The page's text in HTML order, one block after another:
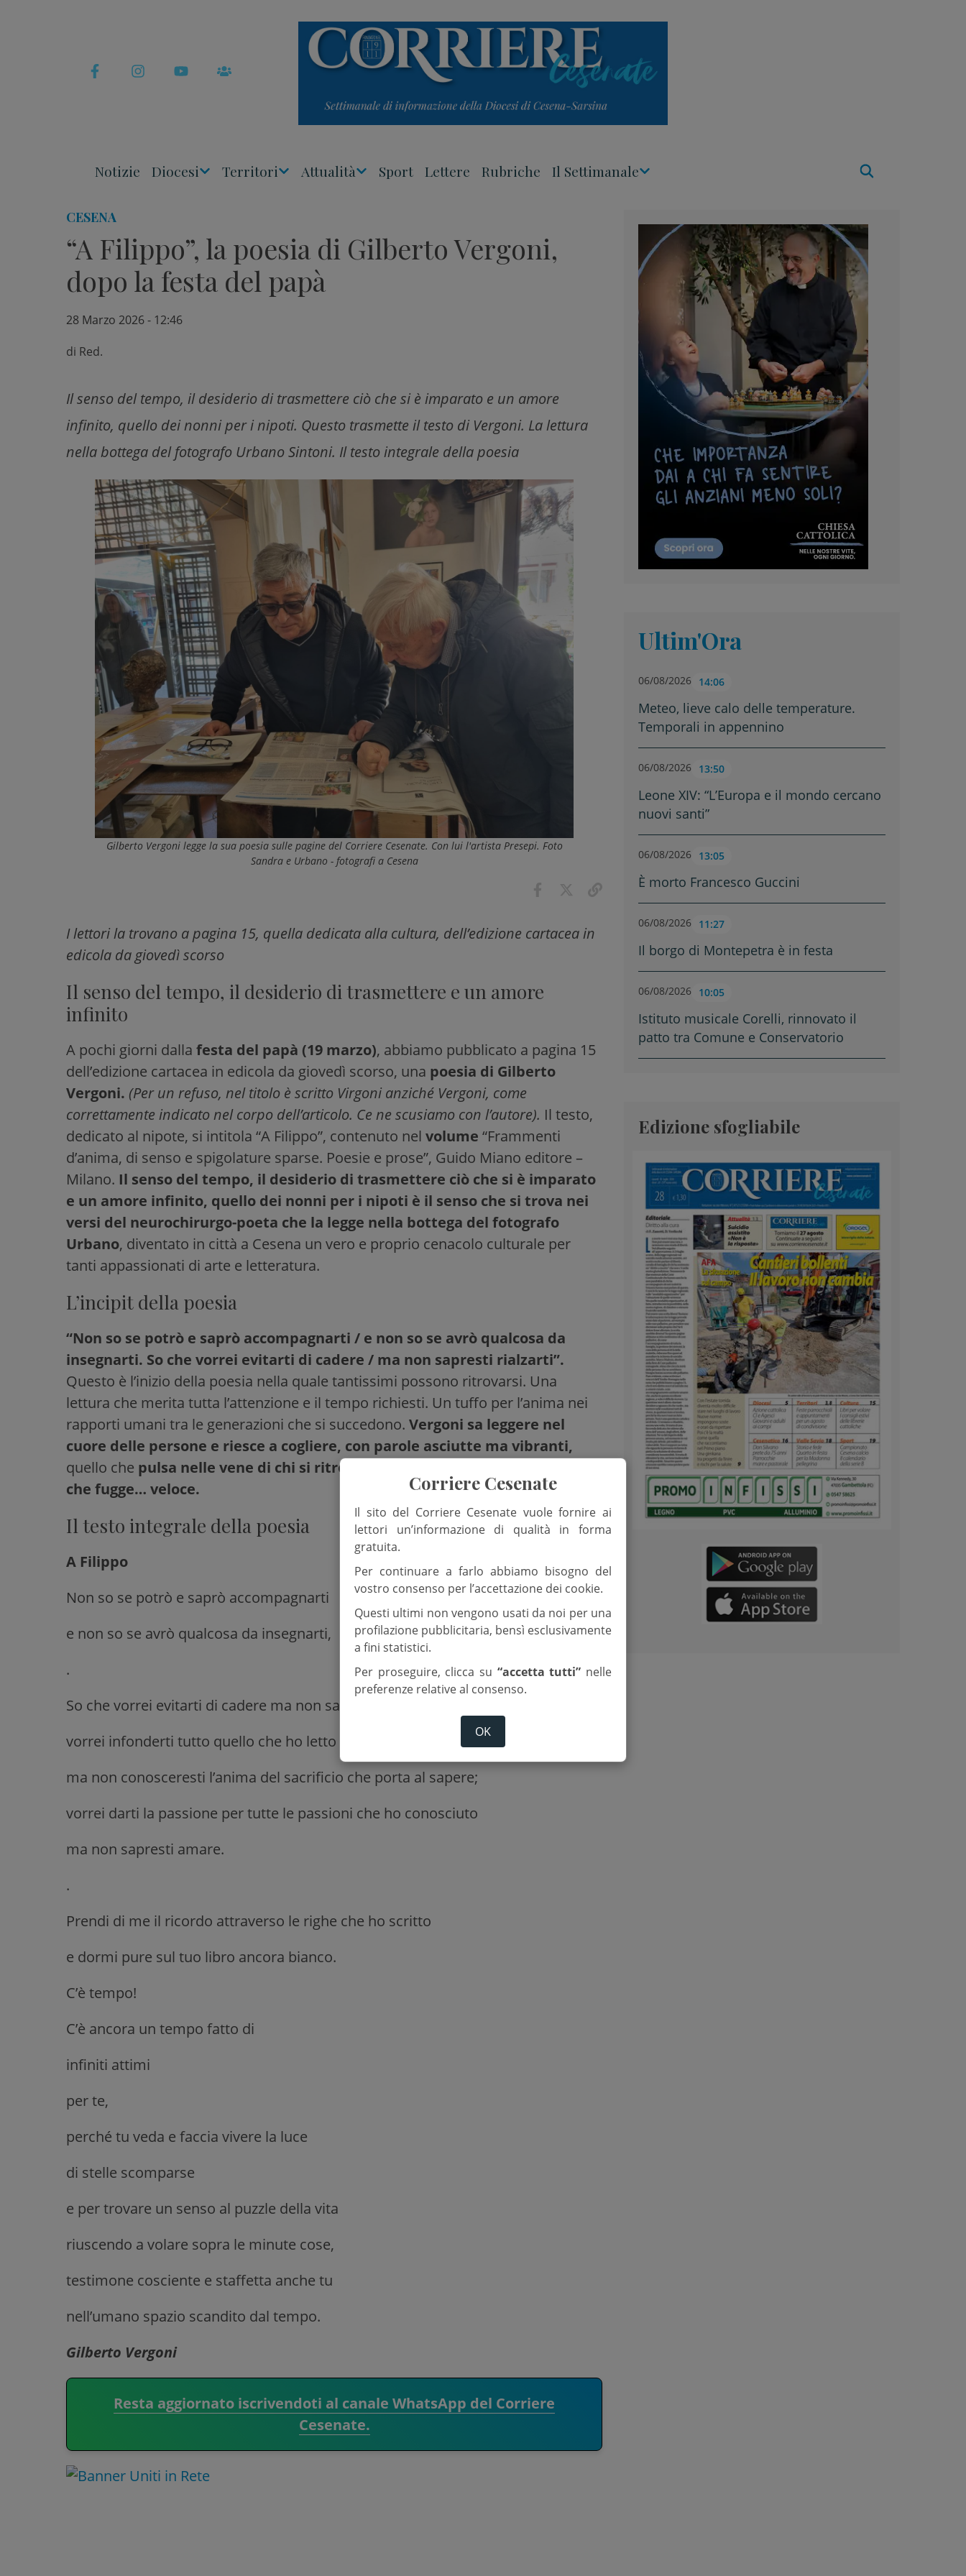
Notizie Diocesi Territori Attualità Sport Lettere Rubriche Il Settimanale
CESENA
“A Filippo”, la poesia di Gilberto Vergoni,
dopo la festa del papà
28 Marzo 2026 - 12:46
di Red.
Il senso del tempo, il desiderio di trasmettere ciò che si è imparato e un amore
infinito, quello dei nonni per i nipoti. Questo trasmette il testo di Vergoni. La lettura
nella bottega del fotografo Urbano Sintoni. Il testo integrale della poesia
Gilberto Vergoni legge la sua poesia sulle pagine del Corriere Cesenate. Con lui l'artista Presepi. Foto
Sandra e Urbano - fotografi a Cesena
I lettori la trovano a pagina 15, quella dedicata alla cultura, dell’edizione cartacea in
edicola da giovedì scorso
Il senso del tempo, il desiderio di trasmettere e un amore
infinito
A pochi giorni dalla festa del papà (19 marzo), abbiamo pubblicato a pagina 15
dell’edizione cartacea in edicola da giovedì scorso, una poesia di Gilberto
Vergoni. (Per un refuso, nel titolo è scritto Virgoni anziché Vergoni, come
correttamente indicato nel corpo dell’articolo. Ce ne scusiamo con l’autore). Il testo,
dedicato al nipote, si intitola “A Filippo”, contenuto nel volume “Frammenti
d’anima, di senso e spigolature sparse. Poesie e prose”, Guido Miano editore –
Milano. Il senso del tempo, il desiderio di trasmettere ciò che si è imparato
e un amore infinito, quello dei nonni per i nipoti è il senso che si trova nei
versi del neurochirurgo-poeta che la legge nella bottega del fotografo
Urbano, diventato in città a Cesena un vero e proprio cenacolo culturale per
tanti appassionati di arte e letteratura.
L’incipit della poesia
“Non so se potrò e saprò accompagnarti / e non so se avrò qualcosa da
insegnarti. So che vorrei evitarti di cadere / ma non sapresti rialzarti”.
Questo è l’inizio della poesia nella quale tantissimi possono ritrovarsi. Una
lettura che merita tutta l’attenzione e il tempo richiesti. Un tuffo per l’anima nei
rapporti umani tra le generazioni che si succedono. Vergoni sa leggere nel
cuore delle persone e riesce a cogliere, con parole asciutte ma vibranti,
quello che pulsa nelle vene di chi si ritrova con il capo ingrigito e il tempo
che fugge… veloce.
Il testo integrale della poesia
A Filippo
Non so se potrò e saprò accompagnarti
e non so se avrò qualcosa da insegnarti,
.
So che vorrei evitarti di cadere ma non sapresti rialzarti;
vorrei infonderti tutto quello che ho letto
ma non conosceresti l’anima del sacrificio che porta al sapere;
vorrei darti la passione per tutte le passioni che ho conosciuto
ma non sapresti amare.
.
Prendi di me il ricordo attraverso le righe che ho scritto
e dormi pure sul tuo libro ancora bianco.
C’è tempo!
C’è ancora un tempo fatto di
infiniti attimi
per te,
perché tu veda e faccia vivere la luce
di stelle scomparse
e per trovare un senso al puzzle della vita
riuscendo a volare sopra le minute cose,
testimone cosciente e staffetta anche tu
nell’umano spazio scandito dal tempo.
Gilberto Vergoni
Resta aggiornato iscrivendoti al canale WhatsApp del Corriere
Cesenate.
Ultim'Ora
06/08/2026 14:06
Meteo, lieve calo delle temperature.
Temporali in appennino
06/08/2026 13:50
Leone XIV: “L’Europa e il mondo cercano
nuovi santi”
06/08/2026 13:05
È morto Francesco Guccini
06/08/2026 11:27
Il borgo di Montepetra è in festa
06/08/2026 10:05
Istituto musicale Corelli, rinnovato il
patto tra Comune e Conservatorio
Edizione sfogliabile
Corriere Cesenate
Il sito del Corriere Cesenate vuole fornire ai
lettori un’informazione di qualità in forma
gratuita.
Per continuare a farlo abbiamo bisogno del
vostro consenso per l’accettazione dei cookie.
Questi ultimi non vengono usati da noi per una
profilazione pubblicitaria, bensì esclusivamente
a fini statistici.
Per proseguire, clicca su “accetta tutti” nelle
preferenze relative al consenso.
OK